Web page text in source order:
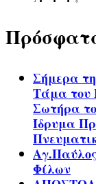
Σήμερα
Τάμα του
Σωτήρα
Ίδρυμα
Φίλων